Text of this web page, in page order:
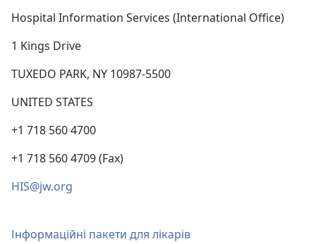
Hospital Information Services (International Office)
1 Kings Drive
TUXEDO PARK, NY 10987-5500
UNITED STATES
+1 718 560 4700
+1 718 560 4709 (Fax)
HIS@jw.org
Інформаційні пакети для лікарів